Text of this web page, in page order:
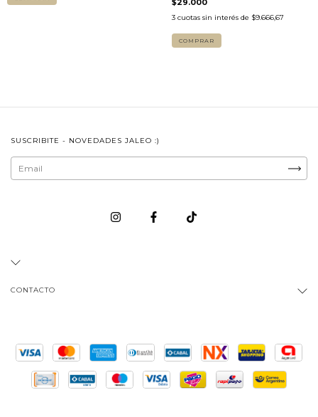
$29.000
3 cuotas sin interés de $9.666,67
COMPRAR
SUSCRIBITE - NOVEDADES JALEO :)
CONTACTO